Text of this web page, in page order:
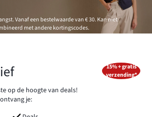
Vanaf een bestelwaarde van € 30. Kan niet
met andere kortingscodes.
op de hoogte van deals!
je:
15% + gratis
verzending*